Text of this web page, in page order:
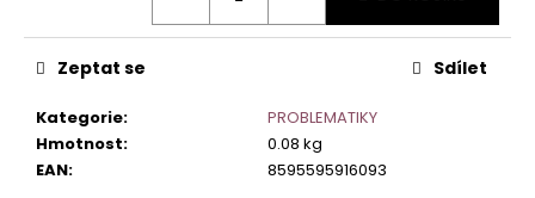
Kategorie:
PROBLEMATIKY
Hmotnost:
0.08 kg
EAN: 8595595916093
Zeptat se Sdílet
e
m